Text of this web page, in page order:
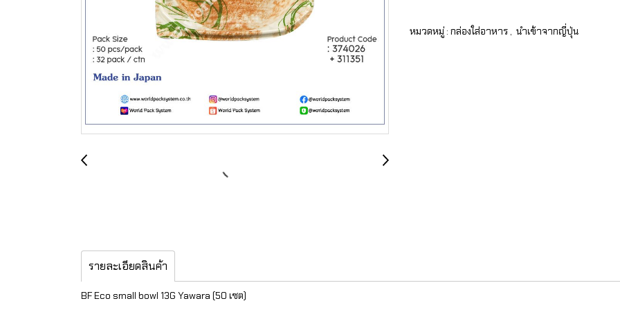
หมวดหมู่ : กล่องใส่อาหาร นำเข้าจากญี่ปุ่น
รายละเอียดสินค้า
BF Eco small bowl 13G Yawara (50 เซต)